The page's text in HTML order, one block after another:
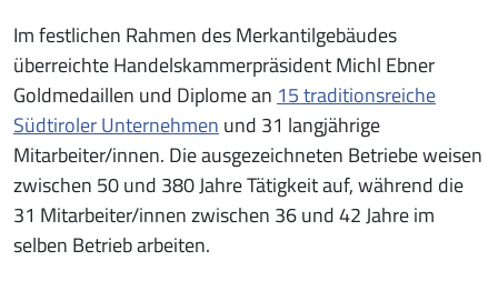
Im festlichen Rahmen des Merkantilgebäudes
überreichte Handelskammerpräsident Michl Ebner
Goldmedaillen und Diplome an15 traditionsreiche
Südtiroler Unternehmenund 31 langjährige
Mitarbeiter/innen. Die ausgezeichneten Betriebe weisen
zwischen 50 und 380 Jahre Tätigkeit auf, während die
31 Mitarbeiter/innen zwischen 36 und 42 Jahre im
selben Betrieb arbeiten.